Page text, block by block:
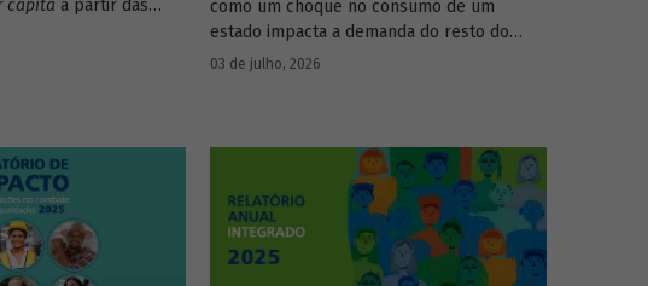
capita a partir das
da POF 2017-2018
como um choque no consumo de um
estado impacta a demanda do resto do
país, usando como exemplo o caso do Rio
03 de julho, 2026